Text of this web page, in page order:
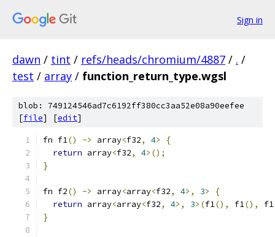
Sign in
dawn / tint / refs/heads/chromium/4887 / . /
test / array / function_return_type.wgsl
blob: 749124546ad7c6192ff380cc3aa52e08a90eefee
[file] [edit]
fn f1() -> array<f32, 4>
{
return array<f32, 4>();
}
fn f2() -> array<array<f32, 4>, 3>
{
return array<array<f32, 4>, 3>(f1(), f1(), f1
}